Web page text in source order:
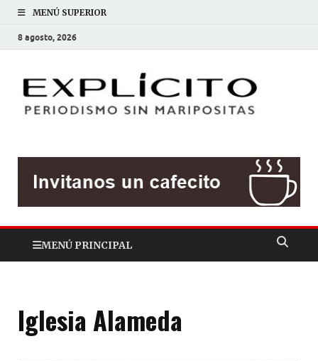
MENÚ SUPERIOR
8 agosto, 2026
MENÚ PRINCIPAL
Iglesia Alameda